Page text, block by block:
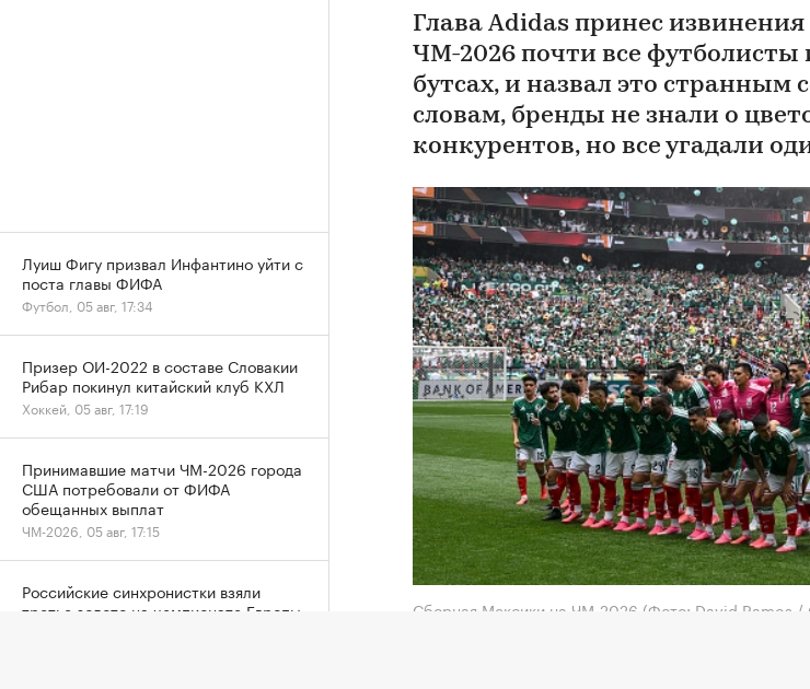
Глава Adidas принес извинения
ЧМ-2026 почти все футболисты
бутсах, и назвал это странным
словам, бренды не знали о
конкурентов, но все угадали
Сборная Мексики на ЧМ-2026 (Фото: David Ramos /
Луиш Фигу призвал Инфантино уйти с
поста главы ФИФА
Футбол, 05 авг, 17:34
Призер ОИ-2022 в составе Словакии
Рибар покинул китайский клуб КХЛ
Хоккей, 05 авг, 17:19
Принимавшие матчи ЧМ-2026 города
США потребовали от ФИФА
обещанных выплат
ЧМ-2026, 05 авг, 17:15
Российские синхронистки взяли
третье золото на чемпионате Европы